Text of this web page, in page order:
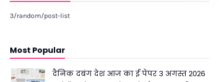
3/random/post-list
Most Popular
दैनिक दबंग देश आज का ई पेपर 3 अगस्त 2026